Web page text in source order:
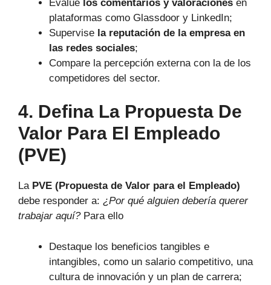
Evalúe los comentarios y valoraciones en
plataformas como Glassdoor y LinkedIn;
Supervise la reputación de la empresa en
las redes sociales;
Compare la percepción externa con la de los
competidores del sector.
4. Defina La Propuesta De
Valor Para El Empleado
(PVE)
La PVE (Propuesta de Valor para el Empleado)
debe responder a: ¿Por qué alguien debería querer
trabajar aquí?Para ello
Destaque los beneficios tangibles e
intangibles, como un salario competitivo, una
cultura de innovación y un plan de carrera;